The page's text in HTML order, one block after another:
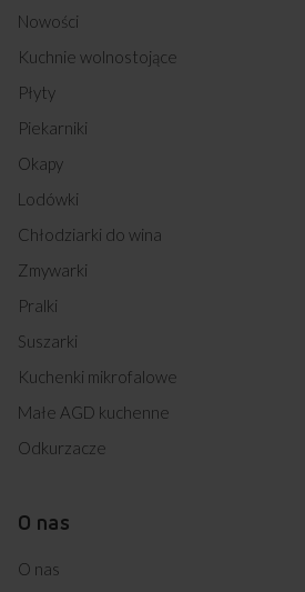
Nowości
Kuchnie wolnostojące
Płyty
Piekarniki
Okapy
Lodówki
Chłodziarki do wina
Zmywarki
Pralki
Suszarki
Kuchenki mikrofalowe
Małe AGD kuchenne
Odkurzacze
O nas
O nas